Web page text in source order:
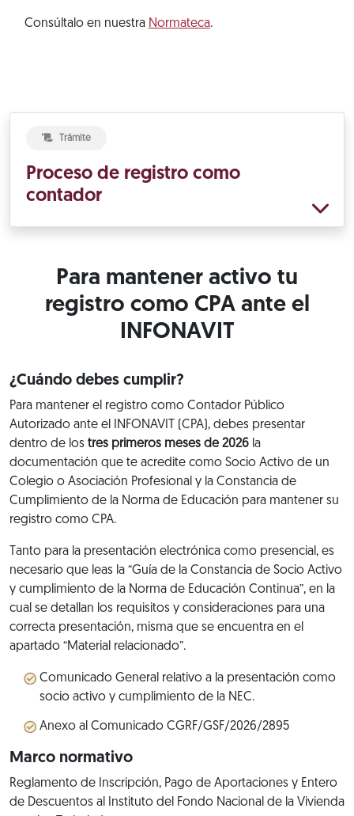
Consúltalo en nuestra Normateca.
Trámite
Proceso de registro como
contador
Para mantener activo tu
registro como CPA ante el
INFONAVIT
¿Cuándo debes cumplir?
Para mantener el registro como Contador Público
Autorizado ante el INFONAVIT (CPA), debes presentar
dentro de los tres primeros meses de 2026 la
documentación que te acredite como Socio Activo de un
Colegio o Asociación Profesional y la Constancia de
Cumplimiento de la Norma de Educación para mantener su
registro como CPA.
Tanto para la presentación electrónica como presencial, es
necesario que leas la “Guía de la Constancia de Socio Activo
y cumplimiento de la Norma de Educación Continua”, en la
cual se detallan los requisitos y consideraciones para una
correcta presentación, misma que se encuentra en el
apartado “Material relacionado”.
Comunicado General relativo a la presentación como
socio activo y cumplimiento de la NEC.
Anexo al Comunicado CGRF/GSF/2026/2895
Marco normativo
Reglamento de Inscripción, Pago de Aportaciones y Entero
de Descuentos al Instituto del Fondo Nacional de la Vivienda